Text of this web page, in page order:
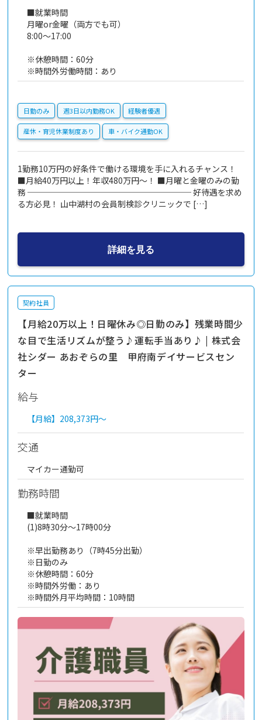
■就業時間
月曜or金曜（両方でも可）
8:00～17:00
※休憩時間：60分
※時間外労働時間：あり
日勤のみ 週3日以内勤務OK 経験者優遇
産休・育児休業制度あり 車・バイク通勤OK
1勤務10万円の好条件で働ける環境を手に入れるチャンス！
■月給40万円以上！年収480万円～！ ■月曜と金曜のみの勤
務 ──────────────────── 好待遇を求め
る方必見！ 山中湖村の会員制検診クリニックで […]
詳細を見る
契約社員
【月給20万以上！日曜休み◎日勤のみ】残業時間少
な目で生活リズムが整う♪運転手当あり♪ | 株式会
社シダー あおぞらの里 甲府南デイサービスセン
ター
給与
【月給】 208,373円～
交通
マイカー通勤可
勤務時間
■就業時間
(1)8時30分～17時00分
※早出勤務あり（7時45分出勤）
※日勤のみ
※休憩時間：60分
※時間外労働：あり
※時間外月平均時間：10時間